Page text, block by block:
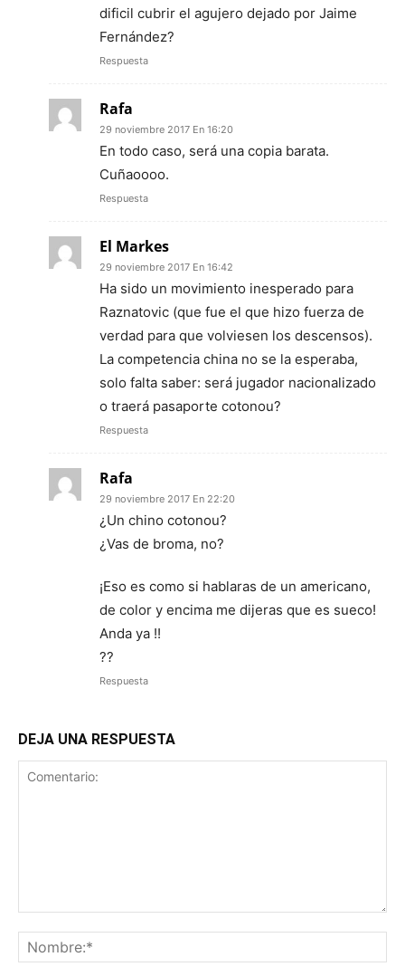
dificil cubrir el agujero dejado por Jaime
Fernández?
Respuesta
Rafa
29 noviembre 2017 En 16:20
En todo caso, será una copia barata.
Cuñaoooo.
Respuesta
El Markes
29 noviembre 2017 En 16:42
Ha sido un movimiento inesperado para
Raznatovic (que fue el que hizo fuerza de
verdad para que volviesen los descensos).
La competencia china no se la esperaba,
solo falta saber: será jugador nacionalizado
o traerá pasaporte cotonou?
Respuesta
Rafa
29 noviembre 2017 En 22:20
¿Un chino cotonou?
¿Vas de broma, no?
¡Eso es como si hablaras de un americano,
de color y encima me dijeras que es sueco!
Anda ya !!
??
Respuesta
DEJA UNA RESPUESTA